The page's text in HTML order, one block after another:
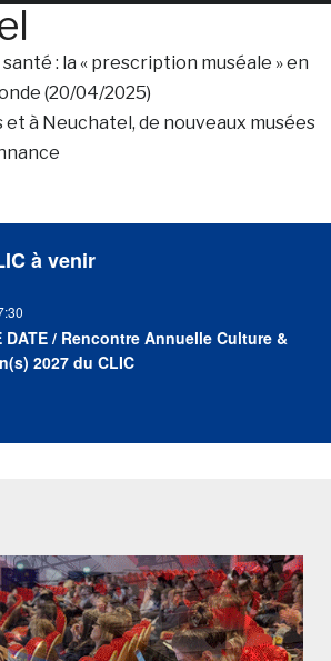
: la « prescription muséale » en
(20/04/2025)
et à Neuchatel, de nouveaux musées
à venir
DATE / Rencontre Annuelle Culture &
2027 du CLIC